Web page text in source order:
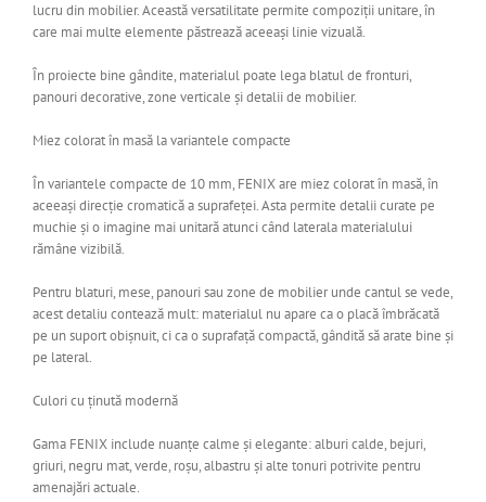
lucru din mobilier. Această versatilitate permite compoziții unitare, în
care mai multe elemente păstrează aceeași linie vizuală.
În proiecte bine gândite, materialul poate lega blatul de fronturi,
panouri decorative, zone verticale și detalii de mobilier.
Miez colorat în masă la variantele compacte
În variantele compacte de 10 mm, FENIX are miez colorat în masă, în
aceeași direcție cromatică a suprafeței. Asta permite detalii curate pe
muchie și o imagine mai unitară atunci când laterala materialului
rămâne vizibilă.
Pentru blaturi, mese, panouri sau zone de mobilier unde cantul se vede,
acest detaliu contează mult: materialul nu apare ca o placă îmbrăcată
pe un suport obișnuit, ci ca o suprafață compactă, gândită să arate bine și
pe lateral.
Culori cu ținută modernă
Gama FENIX include nuanțe calme și elegante: alburi calde, bejuri,
griuri, negru mat, verde, roșu, albastru și alte tonuri potrivite pentru
amenajări actuale.